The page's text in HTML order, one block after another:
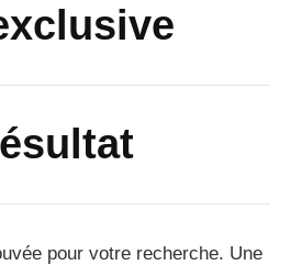
pour votre recherche. Une